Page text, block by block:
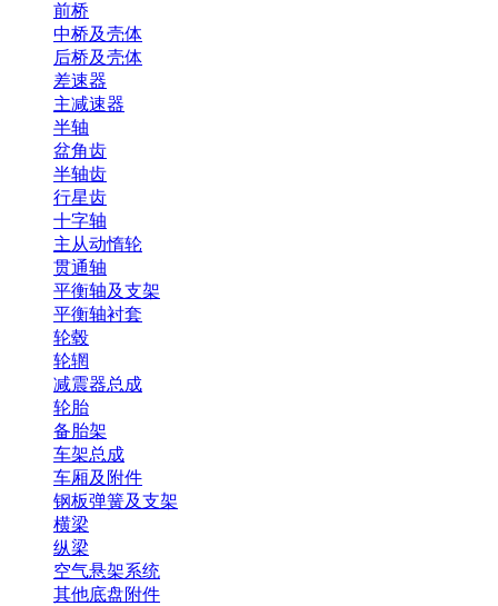
前桥
中桥及壳体
后桥及壳体
差速器
主减速器
半轴
盆角齿
半轴齿
行星齿
十字轴
主从动惰轮
贯通轴
平衡轴及支架
平衡轴衬套
轮毂
轮辋
减震器总成
轮胎
备胎架
车架总成
车厢及附件
钢板弹簧及支架
横梁
纵梁
空气悬架系统
其他底盘附件